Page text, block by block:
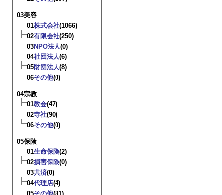
03美容
01株式会社(1066)
02有限会社(250)
03NPO法人(0)
04社団法人(6)
05財団法人(8)
06その他(0)
04宗教
01教会(47)
02寺社(90)
06その他(0)
05保険
01生命保険(2)
02損害保険(0)
03共済(0)
04代理店(4)
05その他(81)